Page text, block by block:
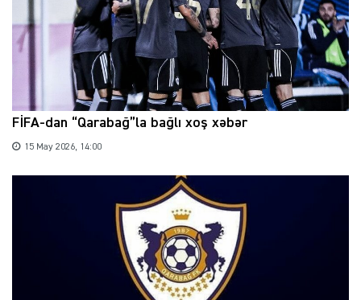
FİFA-dan “Qarabağ”la bağlı xoş xəbər
15 May 2026, 14:00